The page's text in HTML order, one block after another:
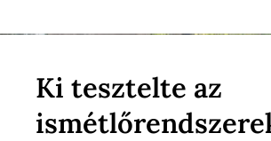
Ki tesztelte az